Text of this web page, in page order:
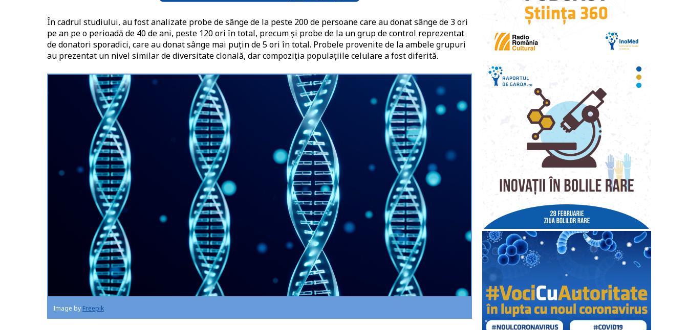
În cadrul studiului, au fost analizate probe de sânge de la peste 200 de persoane care au donat sânge de 3 ori
pe an pe o perioadă de 40 de ani, peste 120 ori în total, precum și probe de la un grup de control reprezentat
de donatori sporadici, care au donat sânge mai puțin de 5 ori în total. Probele provenite de la ambele grupuri
au prezentat un nivel similar de diversitate clonală, dar compoziția populațiile celulare a fost diferită.
Image by Freepik